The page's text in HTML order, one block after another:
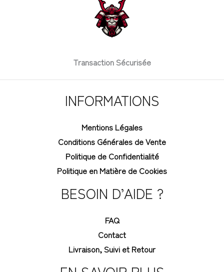
Transaction Sécurisée
INFORMATIONS
Mentions Légales
Conditions Générales de Vente
Politique de Confidentialité
Politique en Matière de Cookies
BESOIN D’AIDE ?
FAQ
Contact
Livraison, Suivi et Retour